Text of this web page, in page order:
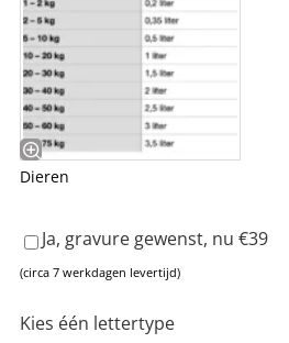
Dieren
Ja, gravure gewenst, nu €39
(circa 7 werkdagen levertijd)
Kies één lettertype